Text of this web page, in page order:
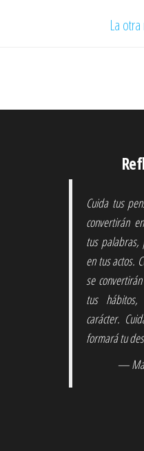
La
Cuida tus
convertirán
tus palabras,
en tus actos.
se
tus
carácter.
formará tu
—